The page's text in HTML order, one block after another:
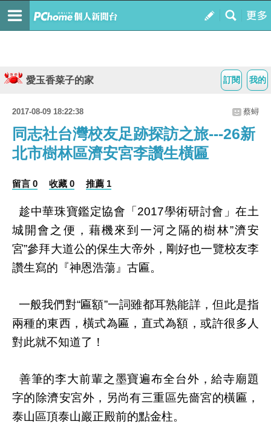
我的
訂閱
愛玉香菜子的家
2017-08-09 18:22:38 蔡蟳
同志社台灣校友足跡探訪之旅---26新
北市樹林區濟安宮李讚生橫匾
留言 0 收藏 0 推薦 1
趁中華珠寶鑑定協會「2017學術研討會」在土
城開會之便，藉機來到一河之隔的樹林”濟安
宮”參拜大道公的保生大帝外，剛好也一覽校友李
讚生寫的『神恩浩蕩』古匾。
一般我們對“匾額”一詞雖都耳熟能詳，但此是指
兩種的東西，橫式為匾，直式為額，或許很多人
對此就不知道了！
善筆的李大前輩之墨寶遍布全台外，給寺廟題
字的除濟安宮外，另尚有三重區先嗇宮的橫匾，
泰山區頂泰山巖正殿前的點金柱。